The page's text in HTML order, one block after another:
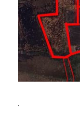
.